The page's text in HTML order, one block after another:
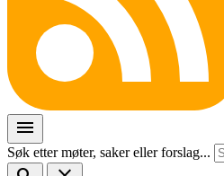
menu
Søk etter møter, saker eller forslag...